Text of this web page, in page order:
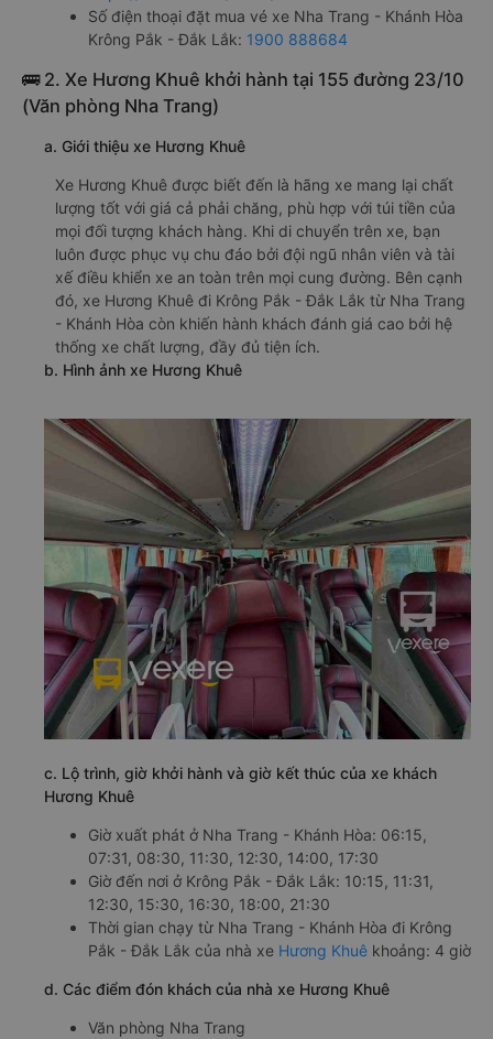
Số điện thoại đặt mua vé xe Nha Trang - Khánh Hòa
Krông Pắk - Đắk Lắk: 1900 888684
🚌 2. Xe Hương Khuê khởi hành tại 155 đường 23/10
(Văn phòng Nha Trang)
a. Giới thiệu xe Hương Khuê
Xe Hương Khuê được biết đến là hãng xe mang lại chất
lượng tốt với giá cả phải chăng, phù hợp với túi tiền của
mọi đối tượng khách hàng. Khi di chuyển trên xe, bạn
luôn được phục vụ chu đáo bởi đội ngũ nhân viên và tài
xế điều khiển xe an toàn trên mọi cung đường. Bên cạnh
đó, xe Hương Khuê đi Krông Pắk - Đắk Lắk từ Nha Trang
- Khánh Hòa còn khiến hành khách đánh giá cao bởi hệ
thống xe chất lượng, đầy đủ tiện ích.
b. Hình ảnh xe Hương Khuê
c. Lộ trình, giờ khởi hành và giờ kết thúc của xe khách
Hương Khuê
Giờ xuất phát ở Nha Trang - Khánh Hòa: 06:15,
07:31, 08:30, 11:30, 12:30, 14:00, 17:30
Giờ đến nơi ở Krông Pắk - Đắk Lắk: 10:15, 11:31,
12:30, 15:30, 16:30, 18:00, 21:30
Thời gian chạy từ Nha Trang - Khánh Hòa đi Krông
Pắk - Đắk Lắk của nhà xe Hương Khuê khoảng: 4 giờ
d. Các điểm đón khách của nhà xe Hương Khuê
Văn phòng Nha Trang